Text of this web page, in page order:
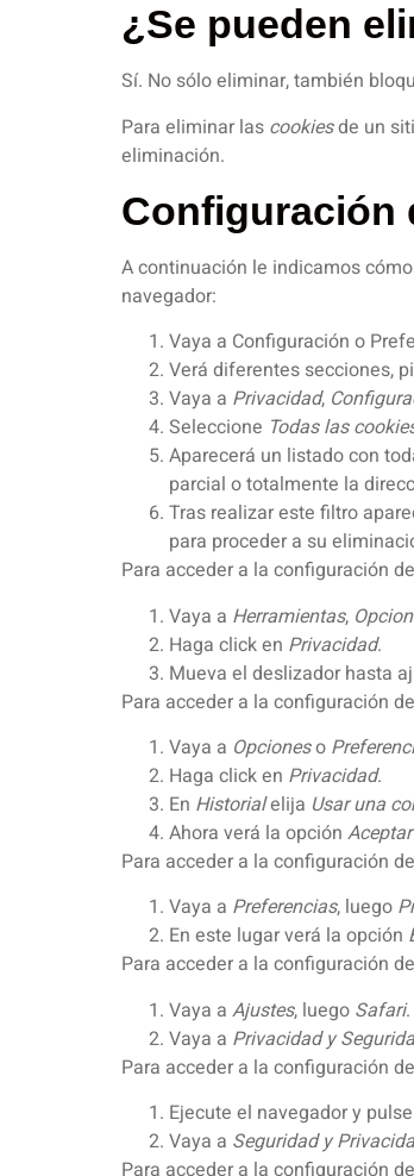
¿Se pueden
Sí. No sólo eliminar, también
Para eliminar las cookiesde un
eliminación.
Configuración
A continuación le indicamos
navegador:
Vaya a Configuración o
Verá diferentes secciones,
Vaya a Privacidad,
Seleccione Todas las
Aparecerá un listado con
parcial o totalmente la
Tras realizar este filtro
para proceder a su
Para acceder a la configuración de
Vaya a Herramientas,
Haga click en Privacidad.
Mueva el deslizador hasta
Para acceder a la configuración de
Vaya a Opcioneso
Haga click en Privacidad.
En Historialelija Usar una
Ahora verá la opción
Para acceder a la configuración de
Vaya a Preferencias, luego
En este lugar verá la opción
Para acceder a la configuración de
Vaya a Ajustes, luego Safari.
Vaya a Privacidad y
Para acceder a la configuración de
Ejecute el navegador y
Vaya a Seguridad y